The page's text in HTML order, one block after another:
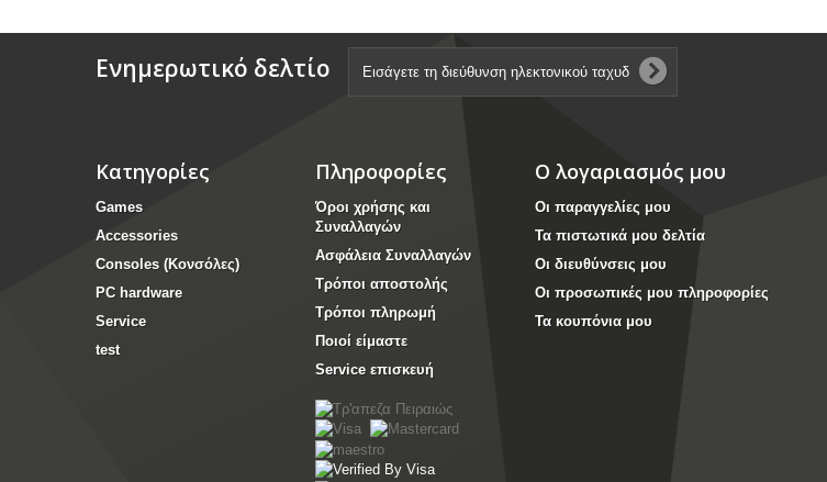
Ενημερωτικό δελτίο
Κατηγορίες
Games
Accessories
Consoles (Κονσόλες)
PC hardware
Service
test
Πληροφορίες
Όροι χρήσης και
Συναλλαγών
Ασφάλεια Συναλλαγών
Τρόποι αποστολής
Τρόποι πληρωμή
Ποιοί είμαστε
Service επισκευή
Ο λογαριασμός μου
Οι παραγγελίες μου
Τα πιστωτικά μου δελτία
Οι διευθύνσεις μου
Οι προσωπικές μου πληροφορίες
Τα κουπόνια μου